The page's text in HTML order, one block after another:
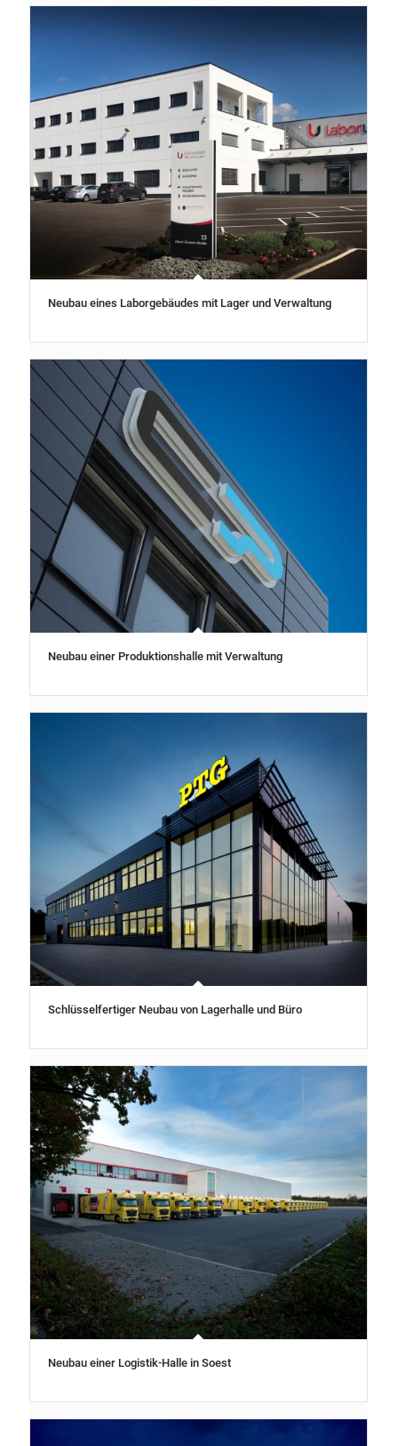
Neubau eines Laborgebäudes mit Lager und Verwaltung
Neubau einer Produktionshalle mit Verwaltung
Schlüsselfertiger Neubau von Lagerhalle und Büro
Neubau einer Logistik-Halle in Soest